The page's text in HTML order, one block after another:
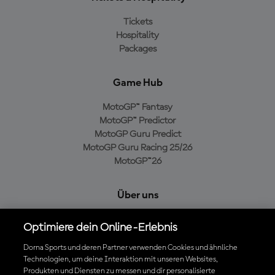
Tickets
Hospitality
Packages
Game Hub
MotoGP™ Fantasy
MotoGP™ Predictor
MotoGP Guru Predict
MotoGP Guru Racing 25/26
MotoGP™26
Über uns
Cookie-Richtlinien
Geschäftsbedingungen
Datenschutzrichtlinien
Optimiere dein Online-Erlebnis
Dorna Sports und deren Partner verwenden Cookies und ähnliche
Technologien, um deine Interaktion mit unseren Websites,
Produkten und Diensten zu messen und dir personalisierte